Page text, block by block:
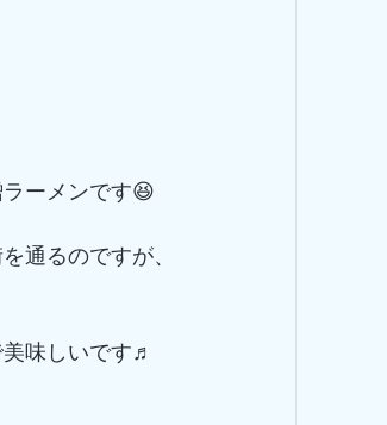
ーメンです😆
通るのですが、
味しいです♬